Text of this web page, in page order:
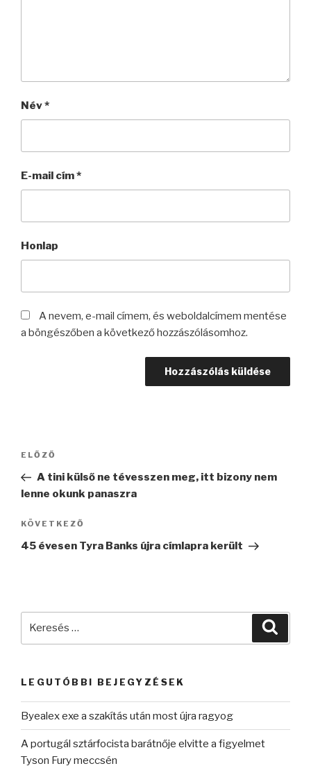
Név*
E-mail cím*
Honlap
A nevem, e-mail címem, és weboldalcímem mentése
a böngészőben a következő hozzászólásomhoz.
Bejegyzés
Korábbi
bejegyzés
ELŐZŐ
A tini külső ne tévesszen meg, itt bizony nem
lenne okunk panaszra
Következő
bejegyzés
KÖVETKEZŐ
45 évesen Tyra Banks újra címlapra került
LEGUTÓBBI BEJEGYZÉSEK
Byealex exe a szakítás után most újra ragyog
A portugál sztárfocista barátnője elvitte a figyelmet
Tyson Fury meccsén